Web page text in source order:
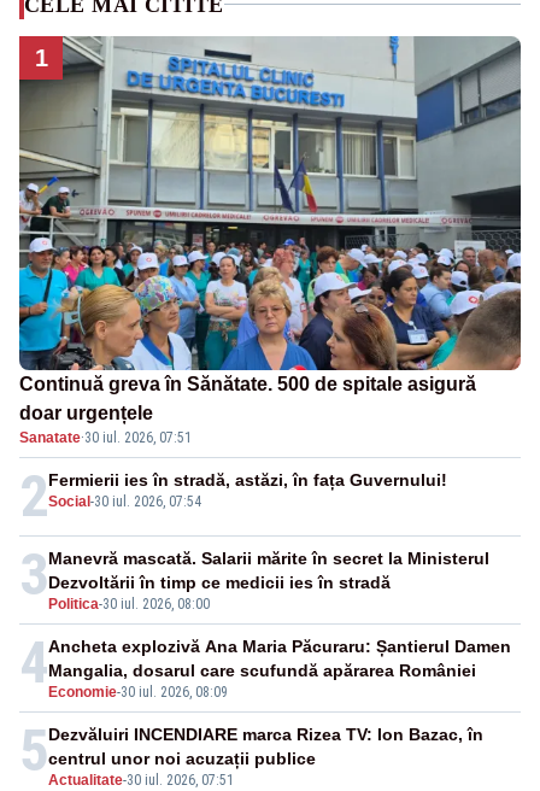
1
Continuă greva în Sănătate. 500 de spitale asigură
doar urgențele
Sanatate·30 iul. 2026, 07:51
2Social -30 iul. 2026, 07:54
Fermierii ies în stradă, astăzi, în fața Guvernului!
3 Politica-30 iul. 2026, 08:00
Manevră mascată. Salarii mărite în secret la Ministerul
Dezvoltării în timp ce medicii ies în stradă
4 Economie-30 iul. 2026, 08:09
Ancheta explozivă Ana Maria Păcuraru: Șantierul Damen
Mangalia, dosarul care scufundă apărarea României
5Actualitate-30 iul. 2026, 07:51
Dezvăluiri INCENDIARE marca Rizea TV: Ion Bazac, în
centrul unor noi acuzații publice